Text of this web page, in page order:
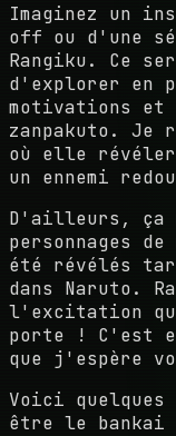
Imaginez un
off ou d'une
Rangiku. Ce
d'explorer en
motivations et
zanpakuto. Je
où elle
un ennemi
D'ailleurs, ça
personnages
été révélés
dans Naruto.
l'excitation
porte ! C'est
que j'espère
Voici
être le bankai